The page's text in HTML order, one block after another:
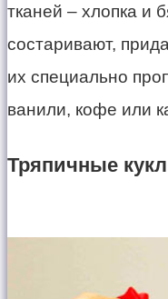
тканей – хлопка и
состаривают,
их специально
ванили, кофе или
Тряпичные